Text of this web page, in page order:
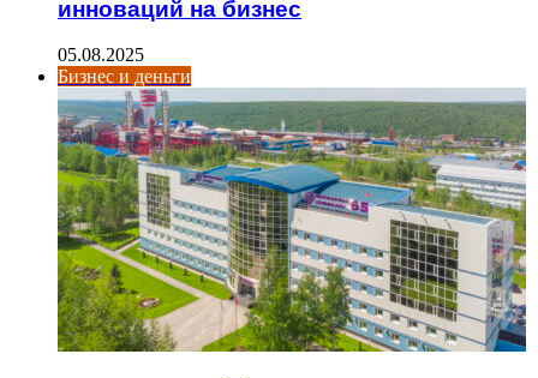
инноваций на бизнес
05.08.2025
Бизнес и деньги